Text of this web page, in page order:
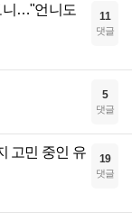
니…"언니도
11
댓글
5
댓글
고민 중인 유
19
댓글